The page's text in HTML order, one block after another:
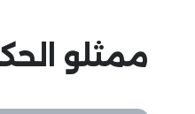
ممثلو